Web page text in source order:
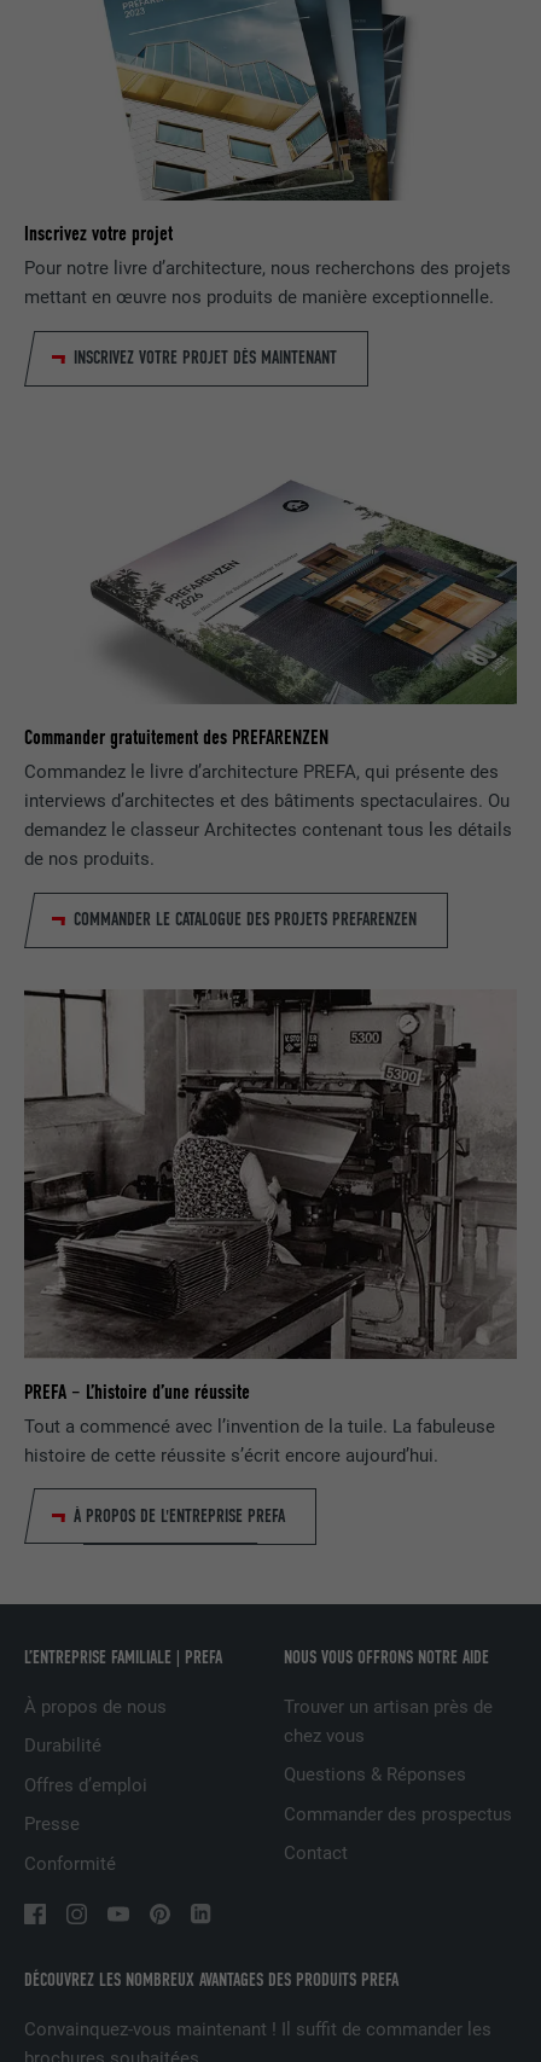
Inscrivez votre projet
Pour notre livre d’architecture, nous recherchons des projets
mettant en œuvre nos produits de manière exceptionnelle.
INSCRIVEZ VOTRE PROJET DÈS MAINTENANT
Commander gratuitement des PREFARENZEN
Commandez le livre d’architecture PREFA, qui présente des
interviews d’architectes et des bâtiments spectaculaires. Ou
demandez le classeur Architectes contenant tous les détails
de nos produits.
COMMANDER LE CATALOGUE DES PROJETS PREFARENZEN
PREFA – L’histoire d’une réussite
Tout a commencé avec l’invention de la tuile. La fabuleuse
histoire de cette réussite s’écrit encore aujourd’hui.
À PROPOS DE L'ENTREPRISE PREFA
DÉCOUVREZ LES NOMBREUX AVANTAGES DES PRODUITS PREFA
Convainquez-vous maintenant ! Il suffit de commander les
L’ENTREPRISE FAMILIALE | PREFA
À propos de nous
Durabilité
Offres d’emploi
Presse
Conformité
NOUS VOUS OFFRONS NOTRE AIDE
Trouver un artisan près de
chez vous
Questions & Réponses
Commander des prospectus
Contact
UserMatchHistory
FOURNISSEUR LinkedIn
EXPIRATION 29 jours
UTILITÉ
Est utilisé pour suivre l'utilisateur sur
l'utilisateur.
NOM lidc
Utilisé par le service de réseau social
LinkedIn pour suivre l'utilisation de
services intégrés
lissc
LinkedIn
UTILITÉ
Est utilisé pour garantir que le même
attribut SameSite est disponible pour
NOM _fbp
FOURNISSEUR Facebook
EXPIRATION
UTILITÉ
Est utilisé par Facebook pour afficher
une série de produits publicitaires, par
exemple des offres en temps réel
d'annonceurs tiers.
NOM fr
FOURNISSEUR Facebook
Est utilisé par Facebook pour afficher
une série de produits publicitaires, par
exemple des offres en temps réel
d'annonceurs tiers.
FOURNISSEUR doubleclick.net
EXPIRATION
UTILITÉ
enregistrer et signaler les actions d'un
utilisateur sur le site Internet après
fournisseur ou après que l'utilisateur a
avec pour objectif de mesurer l'efficacité
publicités plus ciblées pour l'utilisateur.
NOM _pin_unauth